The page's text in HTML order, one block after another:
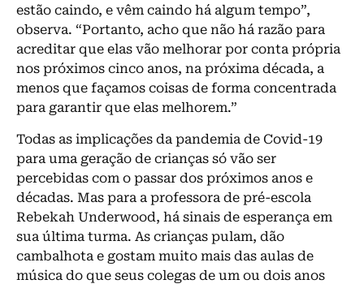
estão caindo, e vêm caindo há algum tempo”,
observa. “Portanto, acho que não há razão para
acreditar que elas vão melhorar por conta própria
nos próximos cinco anos, na próxima década, a
menos que façamos coisas de forma concentrada
para garantir que elas melhorem.”
Todas as implicações da pandemia de Covid-19
para uma geração de crianças só vão ser
percebidas com o passar dos próximos anos e
décadas. Mas para a professora de pré-escola
Rebekah Underwood, há sinais de esperança em
sua última turma. As crianças pulam, dão
cambalhota e gostam muito mais das aulas de
música do que seus colegas de um ou dois anos